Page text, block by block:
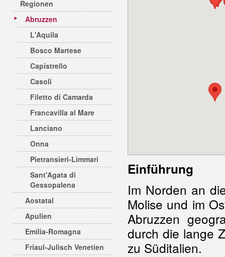
Regionen
Abruzzen
L'Aquila
Bosco Martese
Capistrello
Casoli
Filetto di Camarda
Francavilla al Mare
Lanciano
Onna
Pietransieri-Limmari
Sant'Agata di
Gessopalena
Aostatal
Apulien
Emilia-Romagna
Friaul-Julisch Venetien
Einführung
Im Norden an
Molise und im
Abruzzen
durch die lange
zu Süditalien.